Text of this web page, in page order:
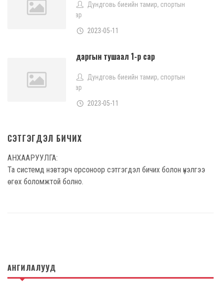
Дундговь биеийн тамир, спортын
газар
2023-05-11
даргын тушаал 1-р сар
Дундговь биеийн тамир, спортын
газар
2023-05-11
СЭТГЭГДЭЛ БИЧИХ
АНХААРУУЛГА:
Та системд нэвтэрч орсоноор сэтгэгдэл бичих болон үнэлгээ
өгөх боломжтой болно.
АНГИЛАЛУУД